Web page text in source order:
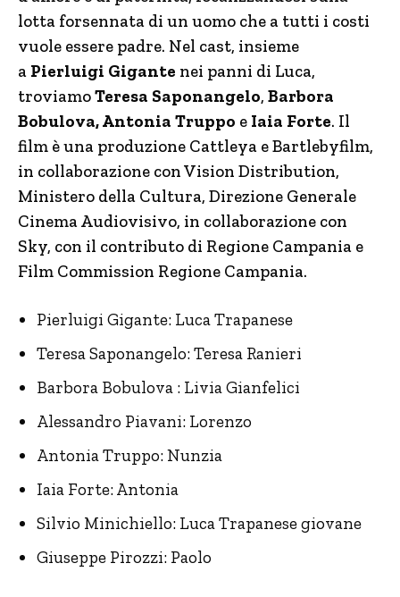
lotta forsennata di un uomo che a tutti i costi
vuole essere padre. Nel cast, insieme
a Pierluigi Gigante nei panni di Luca,
troviamoTeresa Saponangelo, Barbora
Bobulova, Antonia Truppo e Iaia Forte. Il
film è una produzione Cattleya e Bartlebyfilm,
in collaborazione con Vision Distribution,
Ministero della Cultura, Direzione Generale
Cinema Audiovisivo, in collaborazione con
Sky, con il contributo di Regione Campania e
Film Commission Regione Campania.
Pierluigi Gigante: Luca Trapanese
Teresa Saponangelo: Teresa Ranieri
Barbora Bobulova : Livia Gianfelici
Alessandro Piavani: Lorenzo
Antonia Truppo: Nunzia
Iaia Forte: Antonia
Silvio Minichiello: Luca Trapanese giovane
Giuseppe Pirozzi: Paolo